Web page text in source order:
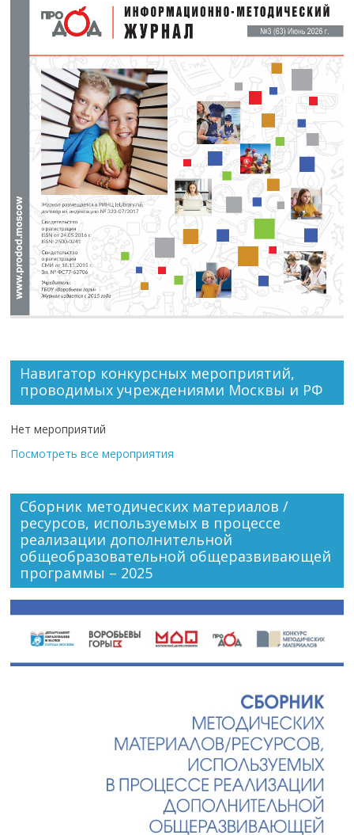
Навигатор конкурсных мероприятий,
проводимых учреждениями Москвы и РФ
Нет мероприятий
Посмотреть все мероприятия
Сборник методических материалов /
ресурсов, используемых в процессе
реализации дополнительной
общеобразовательной общеразвивающей
программы – 2025